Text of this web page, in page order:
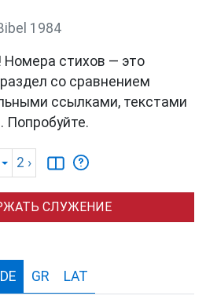
1984
! Номера стихов — это
со сравнением
ссылками, текстами
Попробуйте.
2 ›
СЛУЖЕНИЕ
DE GR LAT